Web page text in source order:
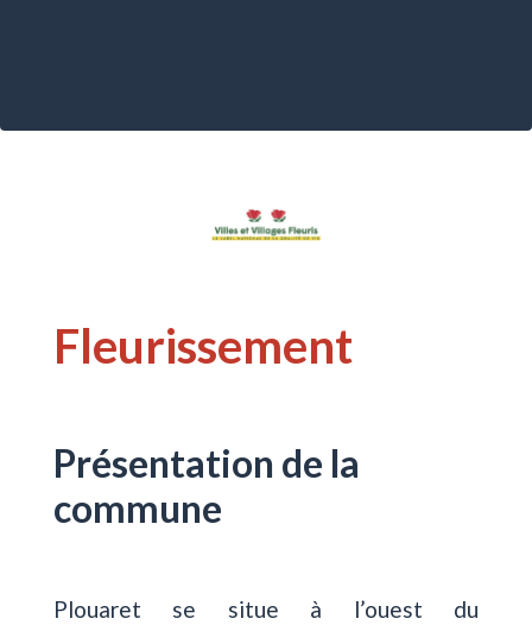
Fleurissement
Présentation de la
commune
Plouaret se situe à l’ouest du